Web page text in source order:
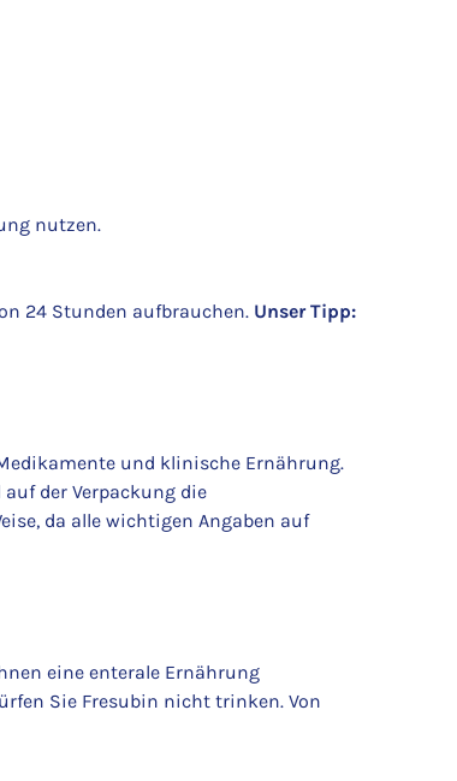
nutzen.
24 Stunden aufbrauchen. Unser Tipp:
und klinische Ernährung.
der Verpackung die
da alle wichtigen Angaben auf
eine enterale Ernährung
Sie Fresubin nicht trinken. Von